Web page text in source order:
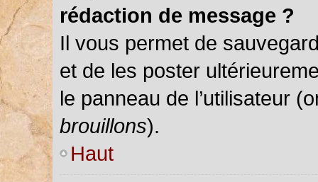
rédaction de message ?
Il vous permet de
et de les poster
le panneau de l’utilisateur
brouillons).
Haut